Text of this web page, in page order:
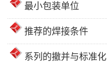
最小包装单位
推荐的焊接条件
系列的撤并与标准化